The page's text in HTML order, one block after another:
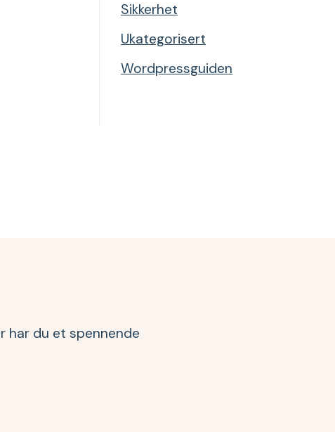
Sikkerhet
Ukategorisert
Wordpressguiden
har du et spennende